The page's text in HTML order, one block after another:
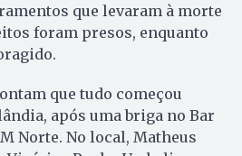
que levaram à morte
foram presos, enquanto
que tudo começou
após uma briga no Bar
Norte. No local, Matheus